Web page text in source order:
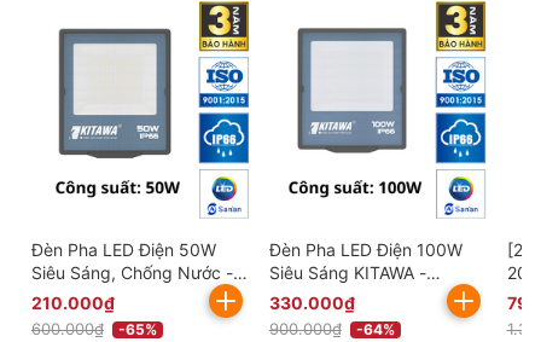
Đèn Pha LED Điện 50W
Siêu Sáng, Chống Nước -
AC.DP09.50
210.000₫
600.000₫ -65%
Đèn Pha LED Điện 100W
Siêu Sáng KITAWA -
AC.DP09.100
330.000₫
900.000₫ -64%